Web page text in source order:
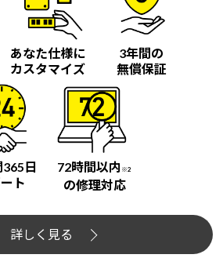
あなた仕様に
カスタマイズ
3年間の
無償保証
日
ト
72時間以内 ※2
の修理対応
詳しく見る